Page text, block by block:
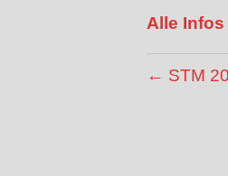
Alle Infos
← STM